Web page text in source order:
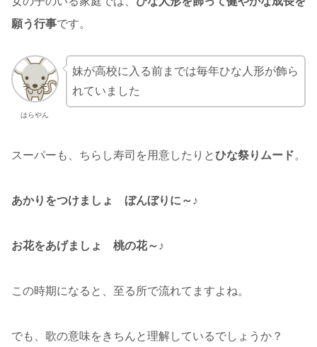
願う行事です。
はらやん
妹が高校に入る前までは毎年ひな人形が飾ら
れていました
スーパーも、ちらし寿司を用意したりとひな祭りムード。
あかりをつけましょ ぼんぼりに～♪
お花をあげましょ 桃の花～♪
この時期になると、至る所で流れてますよね。
でも、歌の意味をきちんと理解しているでしょうか？